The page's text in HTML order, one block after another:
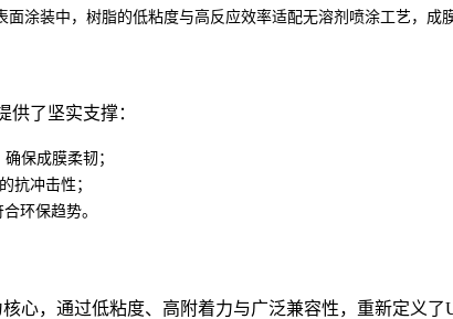
面涂装中，树脂的低粘度与高反应效率适配无溶剂喷涂工艺，成
供了坚实支撑：
确保成膜柔韧；
抗冲击性；
环保趋势。
心，通过低粘度、高附着力与广泛兼容性，重新定义了